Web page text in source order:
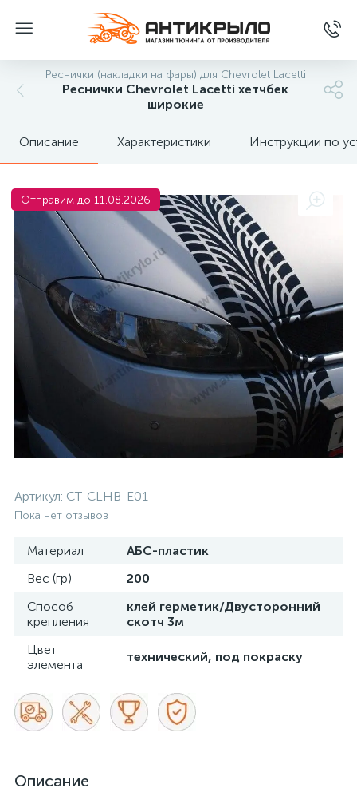
Реснички (накладки на фары) для Chevrolet Lacetti
Реснички Chevrolet Lacetti хетчбек
широкие
Описание Характеристики Инструкции по
Отправим до 11.08.2026
Артикул: CT-CLHB-E01
Пока нет отзывов
Материал
АБС-пластик
Вес (гр)
200
Способ
крепления
клей герметик/Двусторонний
скотч 3м
Цвет
элемента
технический, под покраску
Описание